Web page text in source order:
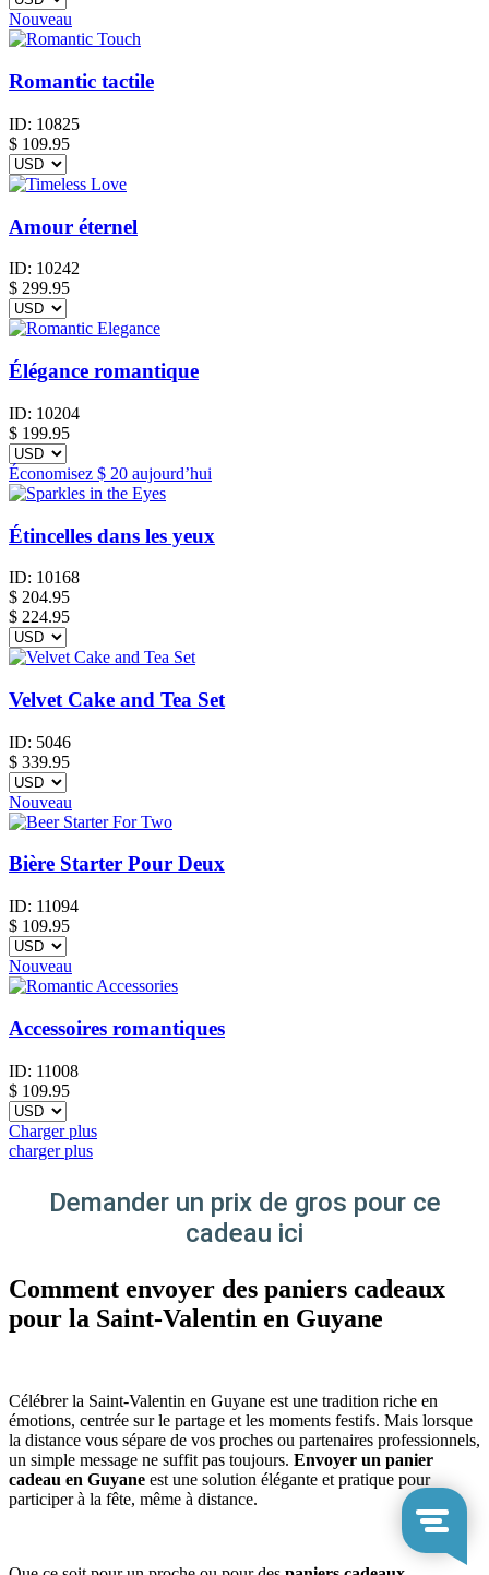
Nouveau
Romantic tactile
ID: 10825
$ 109.95
Amour éternel
ID: 10242
$ 299.95
Élégance romantique
ID: 10204
$ 199.95
Économisez $ 20 aujourd’hui
Étincelles dans les yeux
ID: 10168
$ 204.95
$ 224.95
Velvet Cake and Tea Set
ID: 5046
$ 339.95
Nouveau
Bière Starter Pour Deux
ID: 11094
$ 109.95
Nouveau
Accessoires romantiques
ID: 11008
$ 109.95
Charger plus
charger plus
Demander un prix de gros pour ce
cadeau ici
Comment envoyer des paniers cadeaux
pour la Saint-Valentin en Guyane
Célébrer la Saint-Valentin en Guyane est une tradition riche en
émotions, centrée sur le partage et les moments festifs. Mais lorsque
la distance vous sépare de vos proches ou partenaires professionnels,
un simple message ne suffit pas toujours. Envoyer un panier
cadeau en Guyane est une solution élégante et pratique pour
participer à la fête, même à distance.